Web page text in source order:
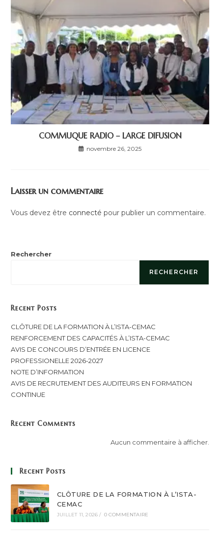
COMMUQUE RADIO – LARGE DIFUSION
novembre 26, 2025
Laisser un commentaire
Vous devez être connecté pour publier un commentaire.
Rechercher
RECHERCHER
Recent Posts
CLÔTURE DE LA FORMATION À L’ISTA-CEMAC
RENFORCEMENT DES CAPACITÉS À L’ISTA-CEMAC
AVIS DE CONCOURS D’ENTRÉE EN LICENCE
PROFESSIONELLE 2026-2027
NOTE D’INFORMATION
AVIS DE RECRUTEMENT DES AUDITEURS EN FORMATION
CONTINUE
Recent Comments
Aucun commentaire à afficher.
Recent Posts
CLÔTURE DE LA FORMATION À L’ISTA-
CEMAC
JUILLET 11, 2026 / 0 COMMENTAIRE